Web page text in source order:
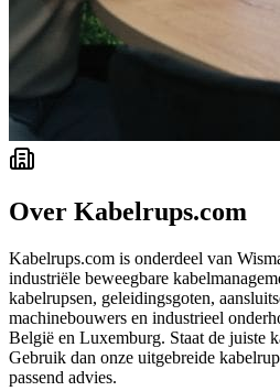
Over Kabelrups.com
Kabelrups.com is onderdeel van
industriële beweegbare
kabelrupsen, geleidingsgoten,
machinebouwers en industrieel
België en Luxemburg. Staat de juiste
Gebruik dan onze uitgebreide
passend advies.